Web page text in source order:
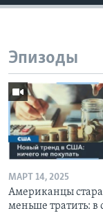
Эпизоды
МАРТ 14, 2025
Американцы
меньше тратить: в